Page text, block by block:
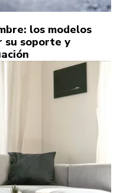
los modelos
su soporte y